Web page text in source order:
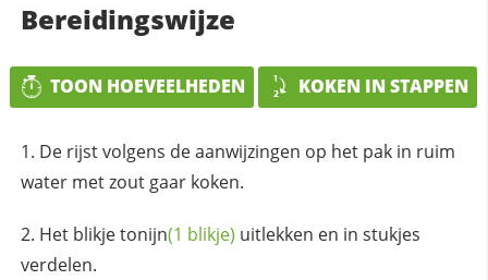
Bereidingswijze
TOON HOEVEELHEDEN KOKEN IN STAPPEN
De rijst volgens de aanwijzingen op het pak in ruim
water met zout gaar koken.
Het blikjetonijn(1 blikje) uitlekken en in stukjes
verdelen.